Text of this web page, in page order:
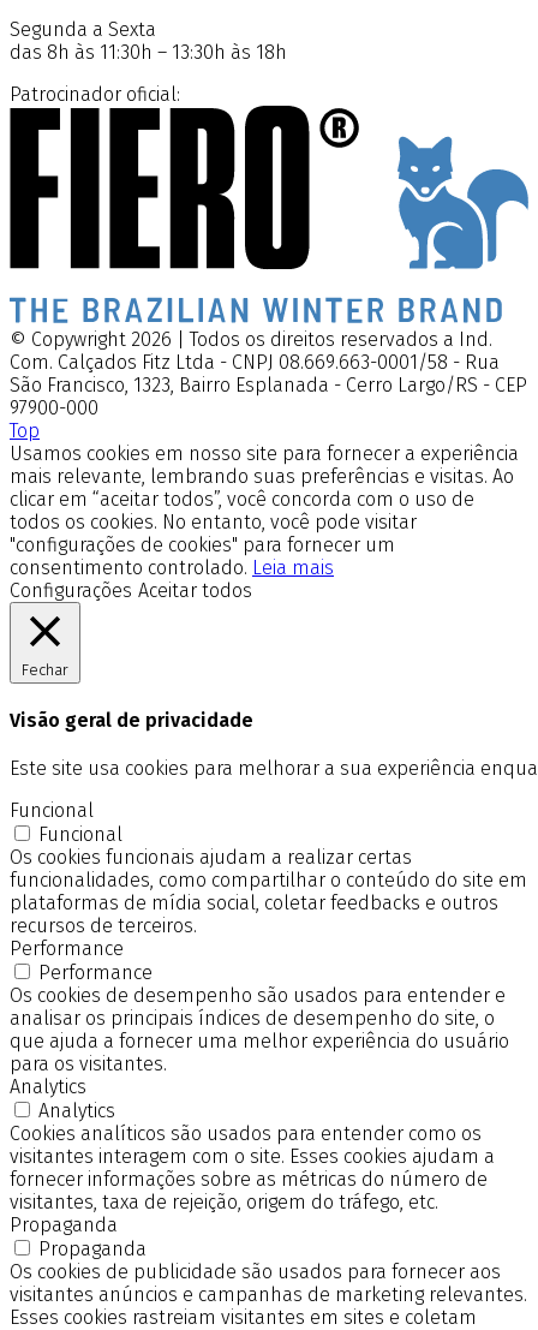
Segunda a Sexta
das 8h às 11:30h – 13:30h às 18h
Patrocinador oficial:
© Copywright 2026 | Todos os direitos reservados a Ind.
Com. Calçados Fitz Ltda - CNPJ 08.669.663-0001/58 - Rua
São Francisco, 1323, Bairro Esplanada - Cerro Largo/RS - CEP
97900-000
Top
Usamos cookies em nosso site para fornecer a experiência
mais relevante, lembrando suas preferências e visitas. Ao
clicar em “aceitar todos”, você concorda com o uso de
todos os cookies. No entanto, você pode visitar
"configurações de cookies" para fornecer um
consentimento controlado. Leia mais
Configurações Aceitar todos
Fechar
Visão geral de privacidade
Este site usa cookies para melhorar a sua experiência
Funcional
Funcional
Os cookies funcionais ajudam a realizar certas
funcionalidades, como compartilhar o conteúdo do site em
plataformas de mídia social, coletar feedbacks e outros
recursos de terceiros.
Performance
Performance
Os cookies de desempenho são usados para entender e
analisar os principais índices de desempenho do site, o
que ajuda a fornecer uma melhor experiência do usuário
para os visitantes.
Analytics
Analytics
Cookies analíticos são usados para entender como os
visitantes interagem com o site. Esses cookies ajudam a
fornecer informações sobre as métricas do número de
visitantes, taxa de rejeição, origem do tráfego, etc.
Propaganda
Propaganda
Os cookies de publicidade são usados para fornecer aos
visitantes anúncios e campanhas de marketing relevantes.
Esses cookies rastreiam visitantes em sites e coletam